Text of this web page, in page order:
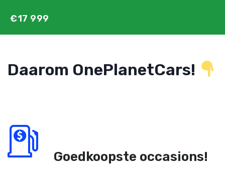
€17 999
Daarom OnePlanetCars!
Goedkoopste occasions!